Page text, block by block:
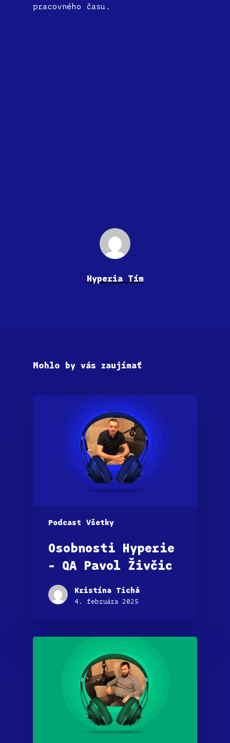
pracovného času.
Hyperia Tím
Mohlo by vás zaujímať
Podcast Všetky
Osobnosti Hyperie
– QA Pavol Živčic
Kristína Tichá
4. februára 2025